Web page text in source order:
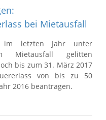
bei Mietausfall
im letzten Jahr unter
Mietausfall gelitten
bis zum 31. März 2017
von bis zu 50
2016 beantragen.